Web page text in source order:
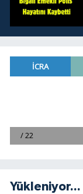
Yükleniyor...